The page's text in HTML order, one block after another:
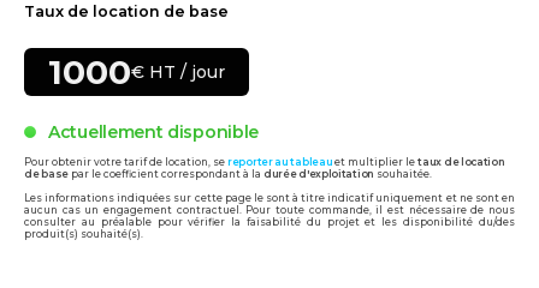
Taux de location de base
1000€ HT / jour
Actuellement disponible
Pour obtenir votre tarif de location, se reporter au tableau et multiplier letaux de location
de basepar le coefficient correspondant à la durée d'exploitation souhaitée.
Les informations indiquées sur cette page le sont à titre indicatif uniquement et ne sont en
aucun cas un engagement contractuel. Pour toute commande, il est nécessaire de nous
consulter au préalable pour vérifier la faisabilité du projet et les disponibilité du/des
produit(s) souhaité(s).